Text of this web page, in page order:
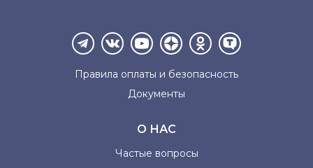
Правила оплаты и безопасность
Документы
О НАС
Частые вопросы